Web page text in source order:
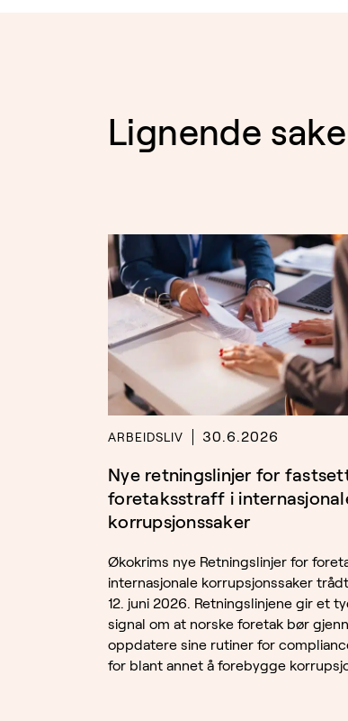
Lignende
ARBEIDSLIV 30.6.2026
Nye retningslinjer for
foretaksstraff i
korrupsjonssaker
Økokrims nye Retningslinjer for
internasjonale korrupsjonssaker
12. juni 2026. Retningslinjene gir et
signal om at norske foretak bør
oppdatere sine rutiner for
for blant annet å forebygge